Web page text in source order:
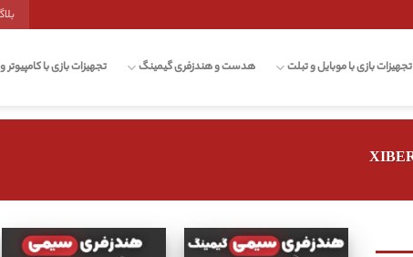
تجهیزات بازی با موبایل و تبلت هدست و هندزفری گیمینگ تجهیزات بازی با